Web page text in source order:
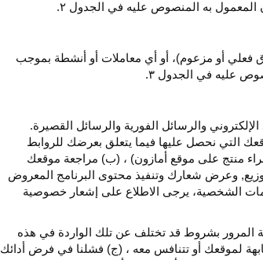
المعمول به المنصوص عليه في الجدول ۲.
فعلي أو مزعوم)، أو أي معاملات أو أنشطة بموجب
عليه في الجدول ۳.
والرسائل الفورية والرسائل القصيرة.
التي نحصل عليها فيما يتعلق بعرضك للروابط
منتج على موقع أمازون) ، (ب) مراجعة موقعك
وعرض شعارك وتنفيذ محتوى البرنامج المعروض
الشخصية، يرجى الاطلاع على إشعار خصوصية
المرور بشروط قد تختلف عن تلك الواردة في هذه
لموقعك أو تتنافس معه ، (ج) فشلنا في فرض أدائك